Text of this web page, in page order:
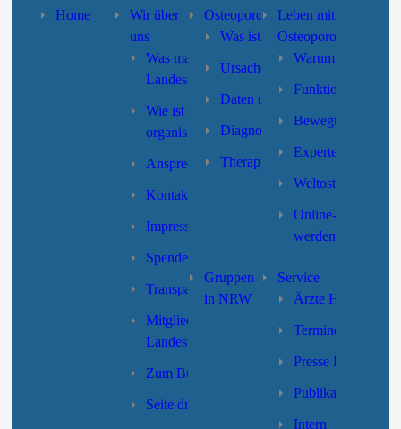
Home
Wir über
uns
Was macht der
Landesverband?
Wie ist der Landesverband
organisiert?
Ansprechpartner/innen
Kontakt
Impressum
Spenden
Transparenz
Mitgliedschaft des
Landesverbandes
Zum Bundesverband
Seite drucken
Osteoporose
Was ist Osteoporose?
Ursachen und Risikofaktoren
Daten und Fakten
Diagnose
Therapie
Leben mit
Osteoporose
Warum Selbsthilfe
Funktionstraining
Bewegung/
Expertensuche
Online-Formular
werden”
Gruppen
in NRW
Service
Ärzte Hotline
Termine
Presse LV-NRW
Publikationen
Intern